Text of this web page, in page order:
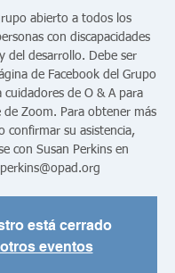
abierto a todos los
con discapacidades
del desarrollo. Debe ser
de Facebook del Grupo
cuidadores de O & A para
de Zoom. Para obtener más
confirmar su asistencia,
con Susan Perkins en
está cerrado
eventos